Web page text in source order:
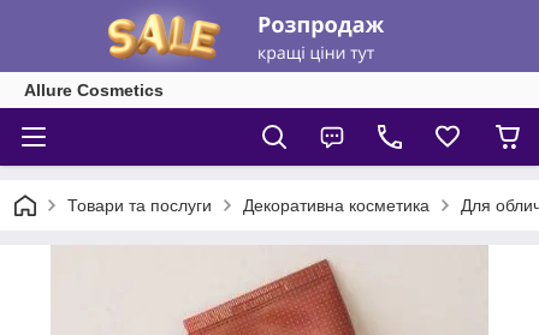
Allure Cosmetics
Товари та послуги Декоративна косметика Для